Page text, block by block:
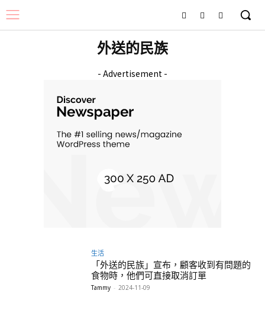
外送的民族
- Advertisement -
生活
「外送的民族」宣布，顧客收到有問題的
食物時，他們可直接取消訂單
Tammy - 2024-11-09